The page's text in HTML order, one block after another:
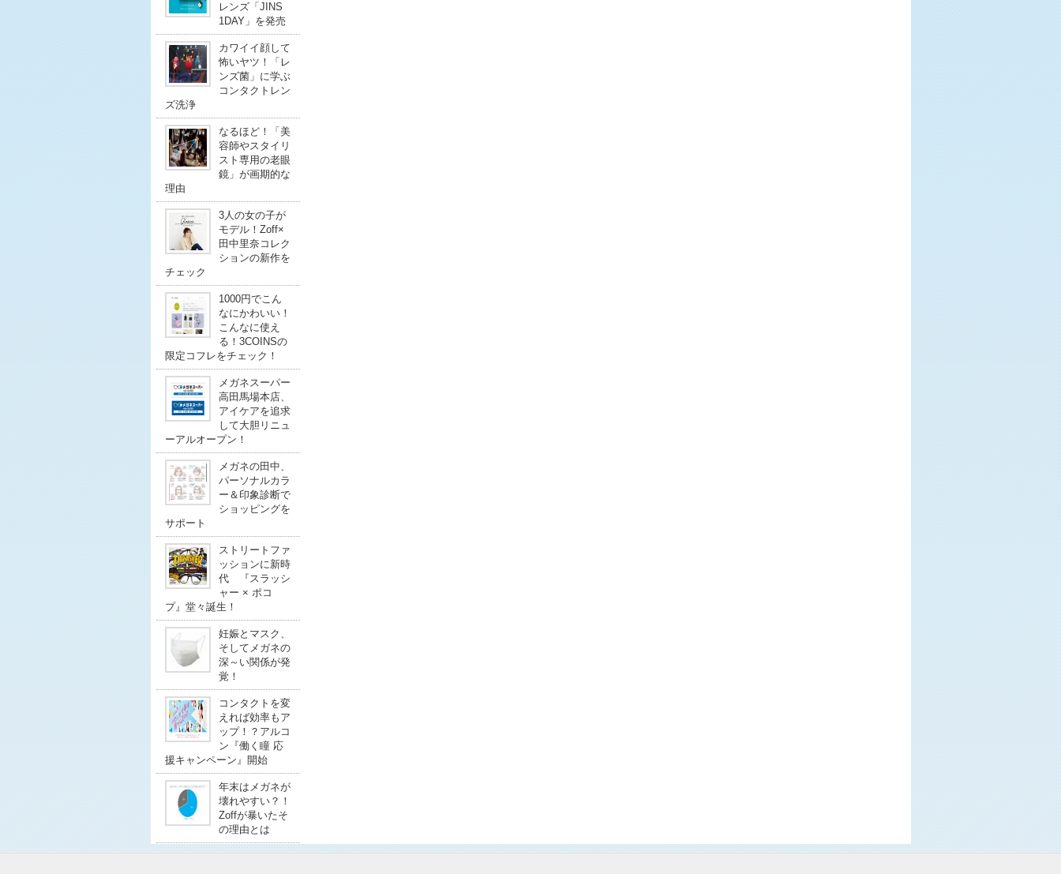
レンズ「JINS
1DAY」を発売
カワイイ顔して
怖いヤツ！「レ
ンズ菌」に学ぶ
コンタクトレン
ズ洗浄
なるほど！「美
容師やスタイリ
スト専用の老眼
鏡」が画期的な
理由
3人の女の子が
モデル！Zoff×
田中里奈コレク
ションの新作を
チェック
1000円でこん
なにかわいい！
こんなに使え
る！3COINSの
限定コフレをチェック！
メガネスーパー
高田馬場本店、
アイケアを追求
して大胆リニュ
ーアルオープン！
メガネの田中、
パーソナルカラ
ー＆印象診断で
ショッピングを
サポート
ストリートファ
ッションに新時
代 『スラッシ
ャー × ポコ
プ』堂々誕生！
妊娠とマスク、
そしてメガネの
深～い関係が発
覚！
コンタクトを変
えれば効率もア
ップ！？アルコ
ン『働く瞳 応
援キャンペーン』開始
年末はメガネが
壊れやすい？！
Zoffが暴いたそ
の理由とは